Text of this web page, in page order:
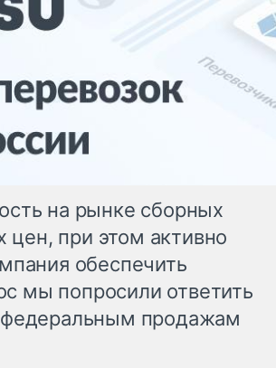
на рынке сборных
цен, при этом активно
обеспечить
мы попросили ответить
продажам